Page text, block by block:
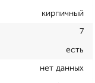
кирпичный
7
есть
нет данных